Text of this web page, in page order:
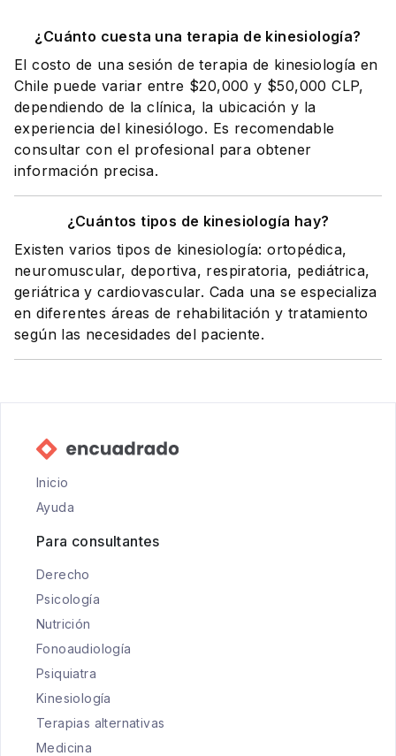
¿Cuánto cuesta una terapia de kinesiología?
El costo de una sesión de terapia de kinesiología en
Chile puede variar entre $20,000 y $50,000 CLP,
dependiendo de la clínica, la ubicación y la
experiencia del kinesiólogo. Es recomendable
consultar con el profesional para obtener
información precisa.
¿Cuántos tipos de kinesiología hay?
Existen varios tipos de kinesiología: ortopédica,
neuromuscular, deportiva, respiratoria, pediátrica,
geriátrica y cardiovascular. Cada una se especializa
en diferentes áreas de rehabilitación y tratamiento
según las necesidades del paciente.
Inicio
Ayuda
Para consultantes
Derecho
Psicología
Nutrición
Fonoaudiología
Psiquiatra
Kinesiología
Terapias alternativas
Medicina